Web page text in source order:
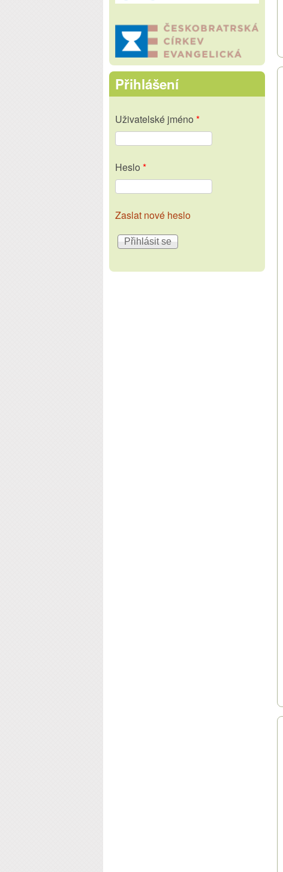
Přihlášení
Uživatelské jméno *
Heslo *
Zaslat nové heslo